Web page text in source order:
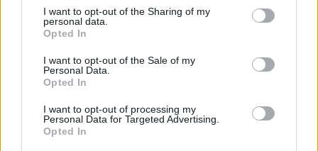
I want to opt-out of the Sharing of my
personal data.
Opted In
I want to opt-out of the Sale of my
Personal Data.
Opted In
I want to opt-out of processing my
Personal Data for Targeted Advertising.
Opted In